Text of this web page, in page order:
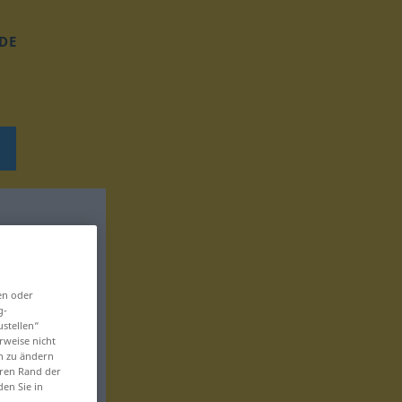
DE
oder
nicht
zu ändern
Rand der
Sie in